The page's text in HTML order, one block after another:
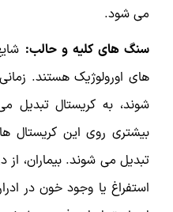
می شود.
سنگ های کلیه و حالب:
های اورولوژیک هستند.
شوند، به کریستال تبدیل
بیشتری روی این کریستال
تبدیل می شوند. بیماران،
استفراغ یا وجود خون در